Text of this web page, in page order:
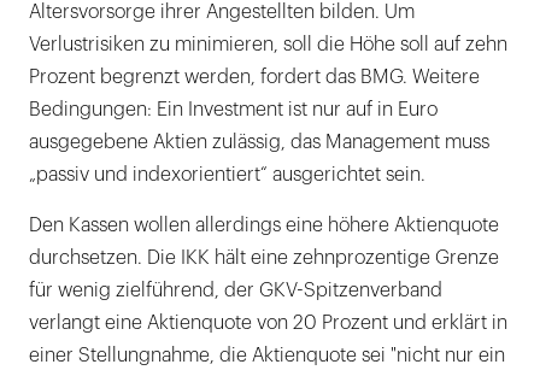
Altersvorsorge ihrer Angestellten bilden. Um
Verlustrisiken zu minimieren, soll die Höhe soll auf zehn
Prozent begrenzt werden, fordert das BMG. Weitere
Bedingungen: Ein Investment ist nur auf in Euro
ausgegebene Aktien zulässig, das Management muss
„passiv und indexorientiert“ ausgerichtet sein.
Den Kassen wollen allerdings eine höhere Aktienquote
durchsetzen. Die IKK hält eine zehnprozentige Grenze
für wenig zielführend, der GKV-Spitzenverband
verlangt eine Aktienquote von 20 Prozent und erklärt in
einer Stellungnahme, die Aktienquote sei "nicht nur ein